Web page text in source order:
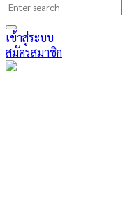
เข้าสู่ระบบ
สมัครสมาชิก